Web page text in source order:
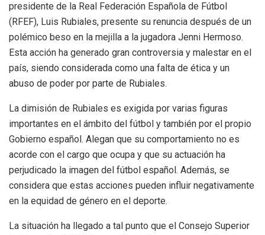
presidente de la Real Federación Española de Fútbol
(RFEF), Luis Rubiales, presente su renuncia después de un
polémico beso en la mejilla a la jugadora Jenni Hermoso.
Esta acción ha generado gran controversia y malestar en el
país, siendo considerada como una falta de ética y un
abuso de poder por parte de Rubiales.
La dimisión de Rubiales es exigida por varias figuras
importantes en el ámbito del fútbol y también por el propio
Gobierno español. Alegan que su comportamiento no es
acorde con el cargo que ocupa y que su actuación ha
perjudicado la imagen del fútbol español. Además, se
considera que estas acciones pueden influir negativamente
en la equidad de género en el deporte.
La situación ha llegado a tal punto que el Consejo Superior